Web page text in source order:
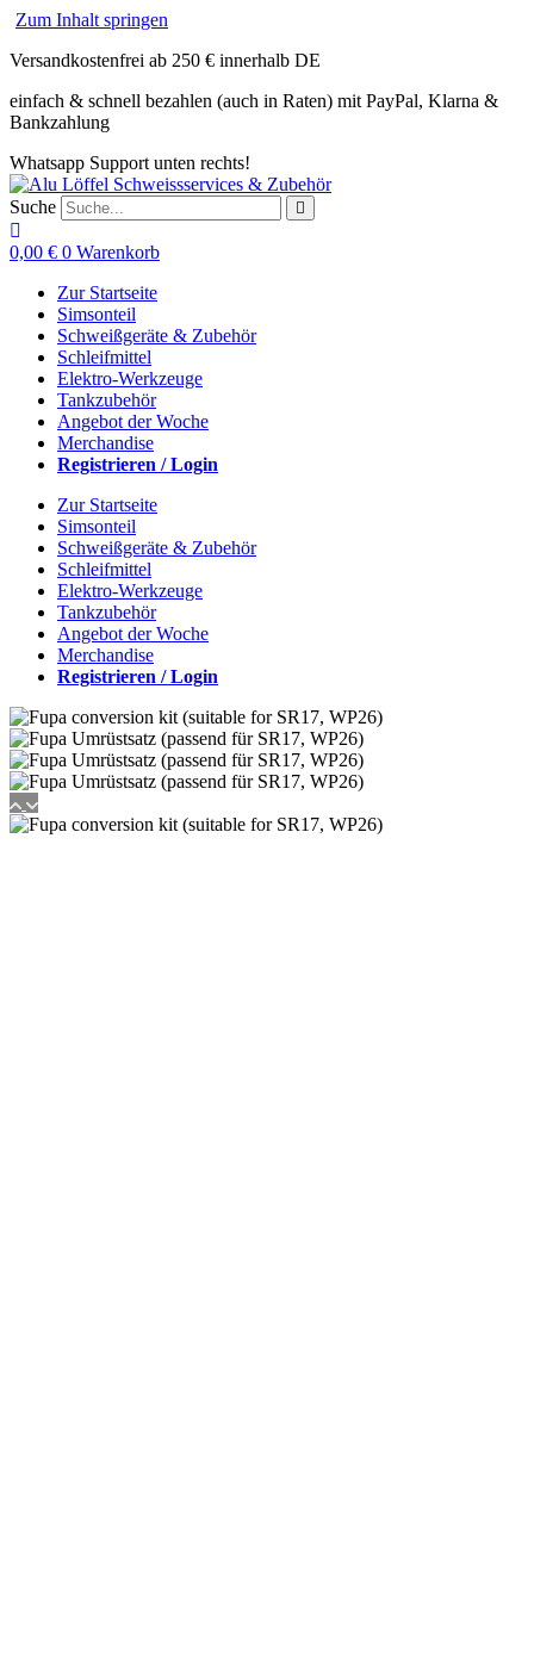
Zum Inhalt springen
Versandkostenfrei ab 250 € innerhalb DE
einfach & schnell bezahlen (auch in Raten) mit PayPal, Klarna &
Bankzahlung
Whatsapp Support unten rechts!
Suche
0,00 € 0 Warenkorb
Zur Startseite
Simsonteil
Schweißgeräte & Zubehör
Schleifmittel
Elektro-Werkzeuge
Tankzubehör
Angebot der Woche
Merchandise
Registrieren / Login
Zur Startseite
Simsonteil
Schweißgeräte & Zubehör
Schleifmittel
Elektro-Werkzeuge
Tankzubehör
Angebot der Woche
Merchandise
Registrieren / Login